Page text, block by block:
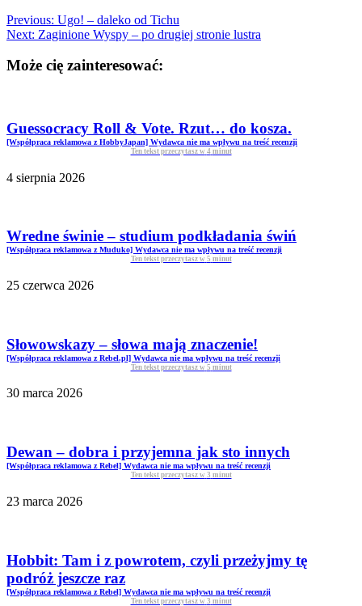
Previous: Ugo! – daleko od Tichu
Next: Zaginione Wyspy – po drugiej stronie lustra
Może cię zainteresować:
Guessocracy Roll & Vote. Rzut… do kosza.
[Współpraca reklamowa z HobbyJapan] Wydawca nie ma wpływu na treść recenzji
Ten tekst przeczytasz w 4 minut
4 sierpnia 2026
Wredne świnie – studium podkładania świń
[Współpraca reklamowa z Muduko] Wydawca nie ma wpływu na treść recenzji
Ten tekst przeczytasz w 5 minut
25 czerwca 2026
Słowowskazy – słowa mają znaczenie!
[Współpraca reklamowa z Rebel.pl] Wydawca nie ma wpływu na treść recenzji
Ten tekst przeczytasz w 5 minut
30 marca 2026
Dewan – dobra i przyjemna jak sto innych
[Współpraca reklamowa z Rebel] Wydawca nie ma wpływu na treść recenzji
Ten tekst przeczytasz w 3 minut
23 marca 2026
Hobbit: Tam i z powrotem, czyli przeżyjmy tę
podróż jeszcze raz
[Współpraca reklamowa z Rebel] Wydawca nie ma wpływu na treść recenzji
Ten tekst przeczytasz w 3 minut